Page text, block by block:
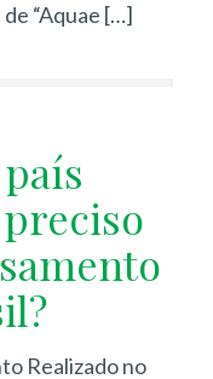
“Aquae […]
Realizado no